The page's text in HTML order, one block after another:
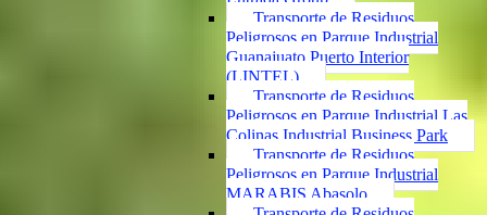
Transporte de Residuos
Peligrosos en Parque Industrial
Guanajuato Puerto Interior
(LINTEL)
Transporte de Residuos
Peligrosos en Parque Industrial Las
Colinas Industrial Business Park
Transporte de Residuos
Peligrosos en Parque Industrial
MARABIS Abasolo